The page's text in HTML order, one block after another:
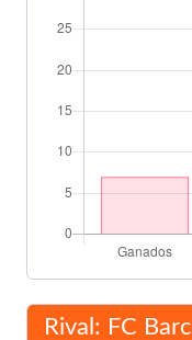
Rival: FC